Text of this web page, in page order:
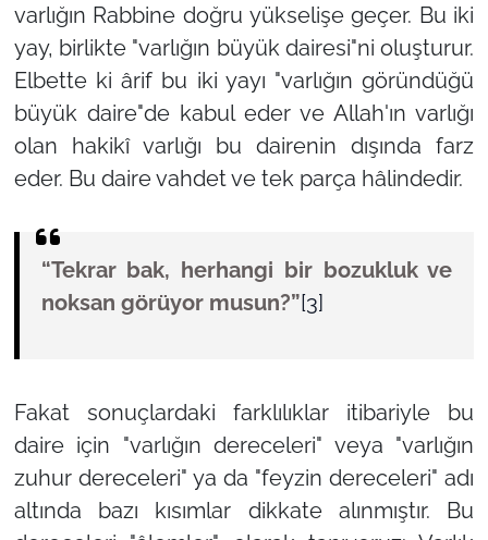
varlığın Rabbine doğru yükselişe geçer. Bu iki
yay, birlikte "varlığın büyük dairesi"ni oluşturur.
Elbette ki ârif bu iki yayı "varlığın göründüğü
büyük daire"de kabul eder ve Allah'ın varlığı
olan hakikî varlığı bu dairenin dışında farz
eder. Bu daire vahdet ve tek parça hâlindedir.
“Tekrar bak, herhangi bir bozukluk ve
noksan görüyor musun?”[3]
Fakat sonuçlardaki farklılıklar itibariyle bu
daire için "varlığın dereceleri" veya "varlığın
zuhur dereceleri" ya da "feyzin dereceleri" adı
altında bazı kısımlar dikkate alınmıştır. Bu